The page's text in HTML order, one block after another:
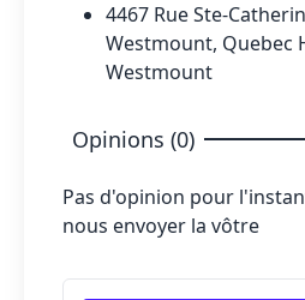
4467 Rue Ste-
Westmount, Quebec
Westmount
Opinions (0)
Pas d'opinion pour
nous envoyer la vôtre